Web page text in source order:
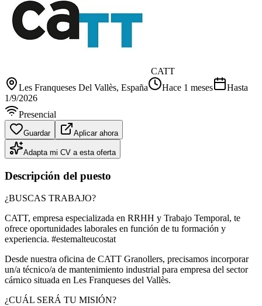
CATT
Les Franqueses Del Vallès, España Hace 1 meses
Hasta
1/9/2026
Presencial
Guardar Aplicar ahora
Adapta mi CV a esta oferta
Descripción del puesto
¿BUSCAS TRABAJO?
CATT, empresa especializada en RRHH y Trabajo Temporal, te
ofrece oportunidades laborales en función de tu formación y
experiencia. #estemalteucostat
Desde nuestra oficina de CATT Granollers, precisamos incorporar
un/a técnico/a de mantenimiento industrial para empresa del sector
cárnico situada en Les Franqueses del Vallès.
¿CUÁL SERÁ TU MISIÓN?